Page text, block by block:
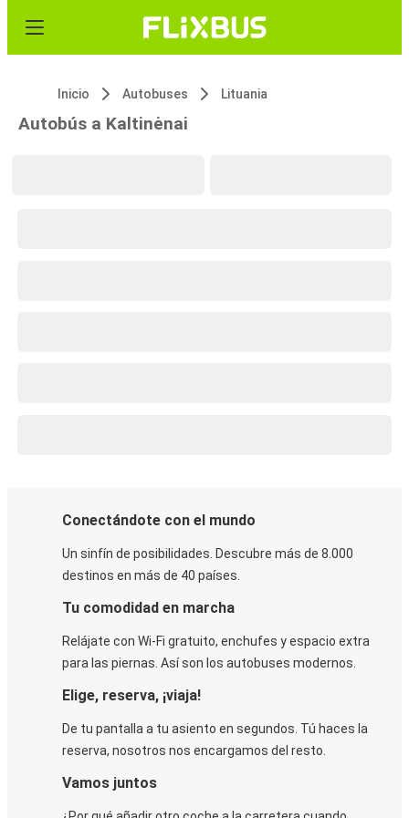
Inicio Autobuses Lituania
Autobús a Kaltinėnai
Conectándote con el mundo
Un sinfín de posibilidades. Descubre más de 8.000
destinos en más de 40 países.
Tu comodidad en marcha
Relájate con Wi-Fi gratuito, enchufes y espacio extra
para las piernas. Así son los autobuses modernos.
Elige, reserva, ¡viaja!
De tu pantalla a tu asiento en segundos. Tú haces la
reserva, nosotros nos encargamos del resto.
Vamos juntos